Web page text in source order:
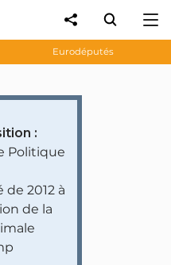
Eurodéputés
:
Politique
2012 à
de la